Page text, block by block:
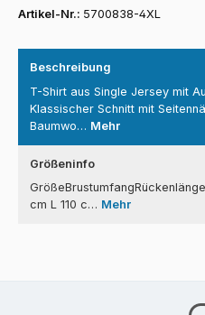
Artikel-Nr.: 5700838-4XL
Beschreibung
T-Shirt aus Single Jersey mit
Klassischer Schnitt mit
Baumwo… Mehr
Größeninfo
cm L 110 c… Mehr